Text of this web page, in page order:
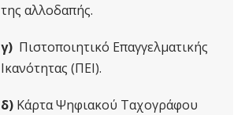
της αλλοδαπής.
γ) Πιστοποιητικό Επαγγελματικής
Ικανότητας (ΠΕΙ).
δ) Κάρτα Ψηφιακού Ταχογράφου